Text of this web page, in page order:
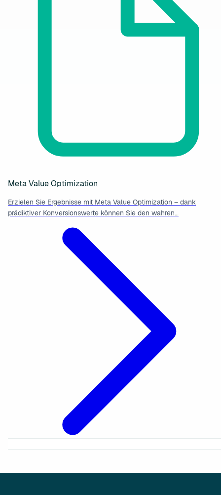
Meta Value Optimization
Erzielen Sie Ergebnisse mit Meta Value Optimization – dank
prädiktiver Konversionswerte können Sie den wahren…